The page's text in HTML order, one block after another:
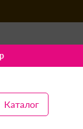
Каталог